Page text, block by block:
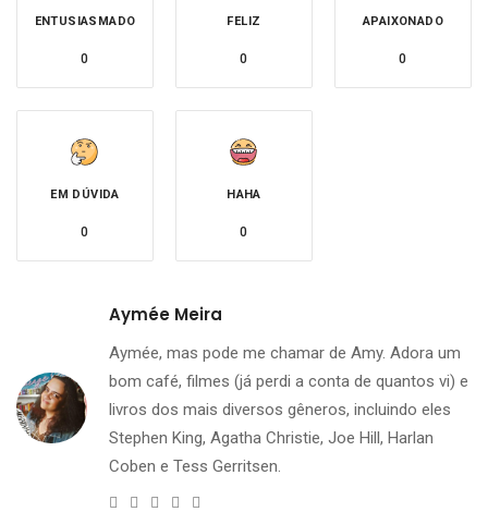
ENTUSIASMADO
0
FELIZ
0
APAIXONADO
0
EM DÚVIDA
0
HAHA
0
Aymée Meira
Aymée, mas pode me chamar de Amy. Adora um
bom café, filmes (já perdi a conta de quantos vi) e
livros dos mais diversos gêneros, incluindo eles
Stephen King, Agatha Christie, Joe Hill, Harlan
Coben e Tess Gerritsen.
TwitterFacebook
Instagram